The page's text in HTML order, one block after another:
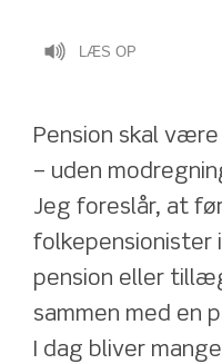
LÆS OP
Pension skal
– uden
Jeg foreslår, at
folkepensionister
pension eller
sammen med en
I dag bliver